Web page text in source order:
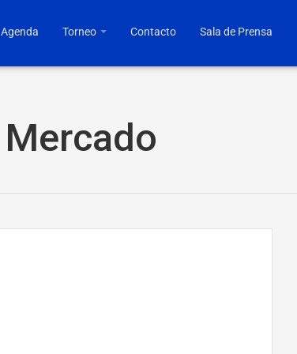
Agenda Torneo Contacto Sala de Prensa